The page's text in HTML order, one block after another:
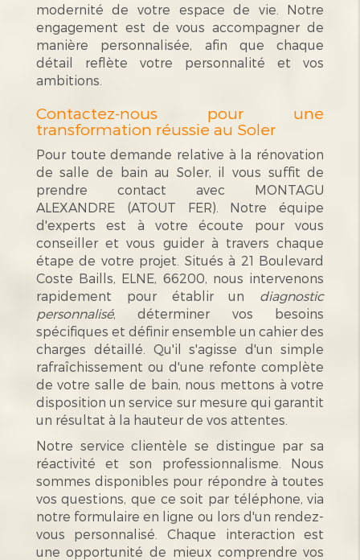
modernité de votre espace de vie. Notre
engagement est de vous accompagner de
manière personnalisée, afin que chaque
détail reflète votre personnalité et vos
ambitions.
Contactez-nous pour une
transformation réussie au Soler
Pour toute demande relative à la rénovation
de salle de bain au Soler, il vous suffit de
prendre contact avec MONTAGU
ALEXANDRE (ATOUT FER). Notre équipe
d'experts est à votre écoute pour vous
conseiller et vous guider à travers chaque
étape de votre projet. Situés à 21 Boulevard
Coste Baills, ELNE, 66200, nous intervenons
rapidement pour établir un diagnostic
personnalisé, déterminer vos besoins
spécifiques et définir ensemble un cahier des
charges détaillé. Qu'il s'agisse d'un simple
rafraîchissement ou d'une refonte complète
de votre salle de bain, nous mettons à votre
disposition un service sur mesure qui garantit
un résultat à la hauteur de vos attentes.
Notre service clientèle se distingue par sa
réactivité et son professionnalisme. Nous
sommes disponibles pour répondre à toutes
vos questions, que ce soit par téléphone, via
notre formulaire en ligne ou lors d'un rendez-
vous personnalisé. Chaque interaction est
une opportunité de mieux comprendre vos